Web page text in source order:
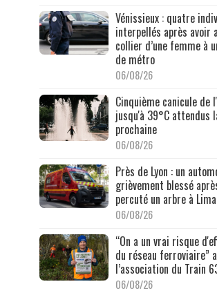
Vénissieux : quatre
interpellés après avoir
collier d’une femme à
de métro
06/08/26
Cinquième canicule de
jusqu'à 39°C attendus
prochaine
06/08/26
Près de Lyon : un
grièvement blessé
percuté un arbre à
06/08/26
“On a un vrai risque
du réseau ferroviaire”
l’association du Train
06/08/26